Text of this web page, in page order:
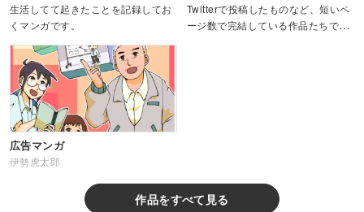
生活してて起きたことを記録してお
くマンガです。
Twitterで投稿したものなど、短いペ
ージ数で完結している作品たちで
広告マンガ
伊勢虎太郎
作品をすべて見る